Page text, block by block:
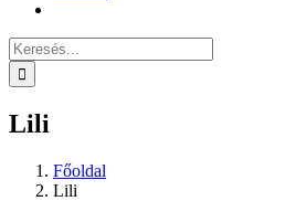
Keresés...
Lili
Főoldal
Lili